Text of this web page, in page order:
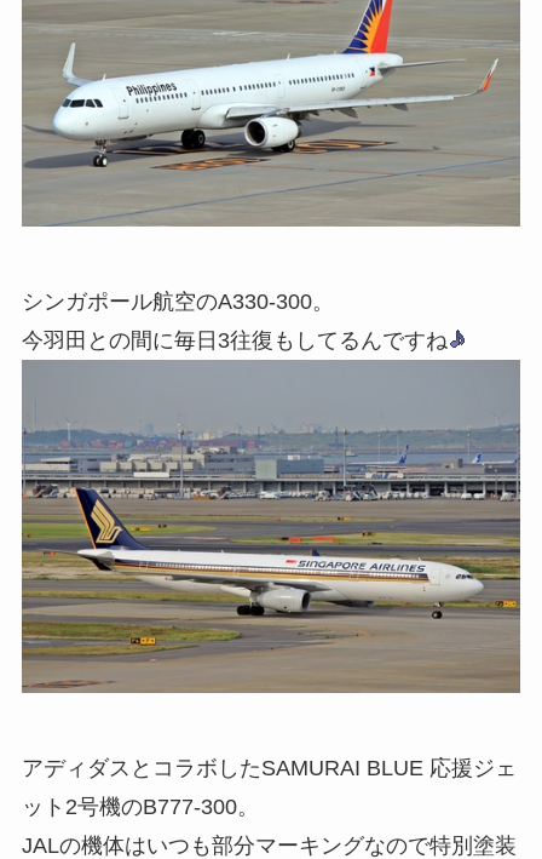
シンガポール航空のA330-300。
今羽田との間に毎日3往復もしてるんですね
アディダスとコラボしたSAMURAI BLUE 応援ジェ
ット2号機のB777-300。
JALの機体はいつも部分マーキングなので特別塗装